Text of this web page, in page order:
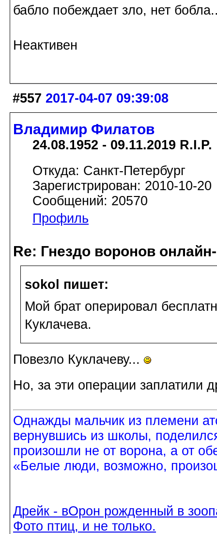
бабло побеждает зло, нет
Неактивен
#557 2017-04-07 09:39:08
Владимир Филатов
24.08.1952 - 09.11.2019 R.I.P.
Откуда: Санкт-Петербург
Зарегистрирован: 2010-10-20
Сообщений: 20570
Профиль
Re: Гнездо воронов
sokol пишет:
Мой брат оперировал
Куклачева.
Повезло Куклачеву...
Но, за эти операции заплатили
Однажды мальчик из племени
вернувшись из школы,
произошли не от ворона, а от
«Белые люди, возможно,
Дрейк - вОрон рожденный в
Фото птиц, и не только.